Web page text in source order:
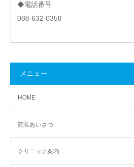
◆電話番号
088-632-0358
メニュー
HOME
院長あいさつ
クリニック案内